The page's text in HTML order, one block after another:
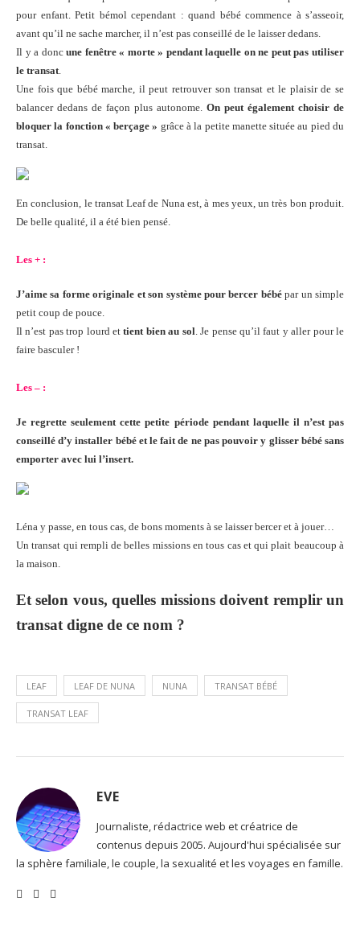
pour enfant. Petit bémol cependant : quand bébé commence à s’asseoir,
avant qu’il ne sache marcher, il n’est pas conseillé de le laisser dedans.
Il y a doncune fenêtre « morte » pendant laquelle on ne peut pas utiliser
le transat.
Une fois que bébé marche, il peut retrouver son transat et le plaisir de se
balancer dedans de façon plus autonome. On peut également choisir de
bloquer la fonction « berçage » grâce à la petite manette située au pied du
transat.
En conclusion, le transat Leaf de Nuna est, à mes yeux, un très bon produit.
De belle qualité, il a été bien pensé.
Les + :
J’aime sa forme originale et son système pour bercer bébépar un simple
petit coup de pouce.
Il n’est pas trop lourd et tient bien au sol. Je pense qu’il faut y aller pour le
faire basculer !
Les – :
Je regrette seulement cette petite période pendant laquelle il n’est pas
conseillé d’y installer bébé et le fait de ne pas pouvoir y glisser bébé sans
emporter avec lui l’insert.
Léna y passe, en tous cas, de bons moments à se laisser bercer et à jouer…
Un transat qui rempli de belles missions en tous cas et qui plait beaucoup à
la maison.
Et selon vous, quelles missions doivent remplir un
transat digne de ce nom ?
LEAF LEAF DE NUNA NUNA TRANSAT BÉBÉ
TRANSAT LEAF
EVE
Journaliste, rédactrice web et créatrice de
contenus depuis 2005. Aujourd'hui spécialisée sur
la sphère familiale, le couple, la sexualité et les voyages en famille.